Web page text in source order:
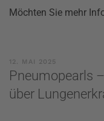
Möchten Sie mehr
12. MAI 2025
Pneumopearls
über